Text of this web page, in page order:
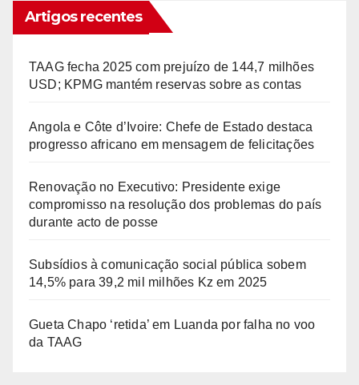
Artigos recentes
TAAG fecha 2025 com prejuízo de 144,7 milhões
USD; KPMG mantém reservas sobre as contas
Angola e Côte d’Ivoire: Chefe de Estado destaca
progresso africano em mensagem de felicitações
Renovação no Executivo: Presidente exige
compromisso na resolução dos problemas do país
durante acto de posse
Subsídios à comunicação social pública sobem
14,5% para 39,2 mil milhões Kz em 2025
Gueta Chapo ‘retida’ em Luanda por falha no voo
da TAAG